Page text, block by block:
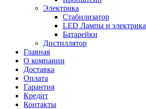
Электрика
Стабилизатор
LED Лампы и электрика
Батарейки
Дистиллятор
Главная
О компании
Доставка
Оплата
Гарантия
Кредит
Контакты